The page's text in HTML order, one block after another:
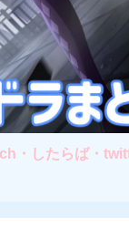
・したらば・